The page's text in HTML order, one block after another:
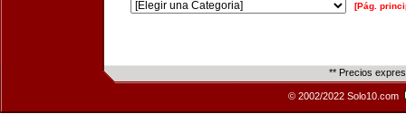
[Pág.
** Precios
© 2002/2022 Solo10.com